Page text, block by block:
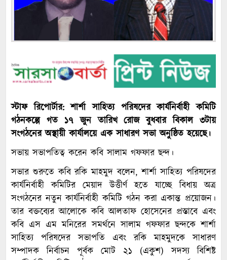
স্টাফ রিপোর্টার: শার্শা সাহিত্য পরিষদের কার্যনির্বাহী কমিটি
গঠনকল্পে গত ১৭ জুন তারিখ রোজ বুধবার বিকাল ৩টায়
সংগঠনের অস্থায়ী কার্যালয়ে এক সাধারণ সভা অনুষ্ঠিত হয়েছে।
সভায় সভাপতিত্ব করেন কবি সালাম গফফার ছন্দ।
সভার শুরুতে কবি রকি মাহমুদ বলেন, শার্শা সাহিত্য পরিষদের
কার্যনির্বাহী কমিটির মেয়াদ উত্তীর্ণ হতে যাচ্ছে বিধায় অত্র
সংগঠনের নতুন কার্যনির্বাহী কমিটি গঠন করা একান্ত প্রয়োজন।
তার বক্তব্যের আলোকে কবি আলতাফ হোসেনের প্রস্তাবে এবং
কবি এস এম মনিরের সমর্থনে সালাম গফফার ছন্দকে শার্শা
সাহিত্য পরিষদের সভাপতি এবং রকি মাহমুদকে সাধারণ
সম্পাদক নির্বাচন পূর্বক মোট ২১ (একুশ) সদস্য বিশিষ্ট